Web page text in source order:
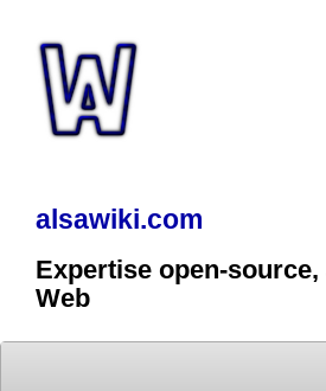
alsawiki.com
Expertise open-
Web